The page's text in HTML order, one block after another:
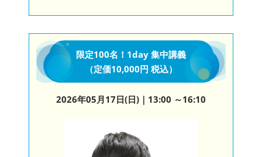
限定100名！1day 集中講義
（定価10,000円 税込）
2026年05月17日(日)｜13:00 ～16:10